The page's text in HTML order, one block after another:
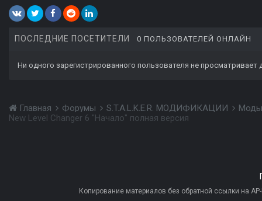
ПОСЛЕДНИЕ ПОСЕТИТЕЛИ 0 ПОЛЬЗОВАТЕЛЕЙ ОНЛАЙН
Ни одного зарегистрированного пользователя не просматривает
Главная Форумы S.T.A.L.K.E.R. МОДИФИКАЦИИ
New Level Changer 6 "Начало" полная версия
Копирование материалов без обратной ссылки на